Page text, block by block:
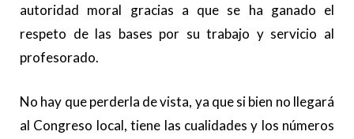
autoridad moral gracias a que se ha ganado el
respeto de las bases por su trabajo y servicio al
profesorado.
No hay que perderla de vista, ya que si bien no llegará
al Congreso local, tiene las cualidades y los números